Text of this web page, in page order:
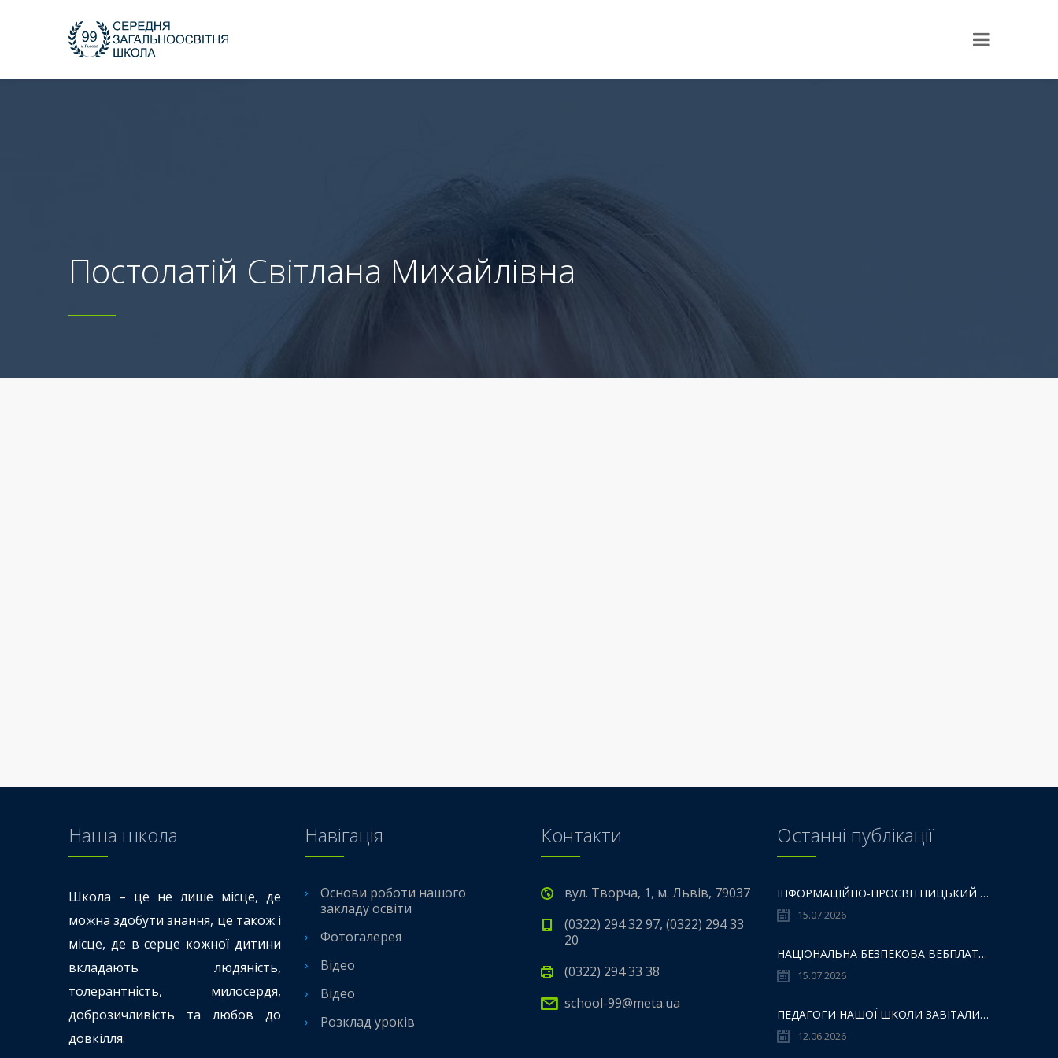
Постолатій Світлана Михайлівна
Наша школа
Школа – це не лише місце, де
можна здобути знання, це також і
місце, де в серце кожної дитини
вкладають людяність,
толерантність, милосердя,
доброзичливість та любов до
довкілля.
Навігація
Основи роботи нашого
закладу освіти
Фотогалерея
Відео
Відео
Розклад уроків
Контакти
вул. Творча, 1, м. Львів, 79037
(0322) 294 32 97, (0322) 294 33
20
(0322) 294 33 38
school-99@meta.ua
Останні публікації
ІНФОРМАЦІЙНО-ПРОСВІТНИЦЬКИЙ ГАЙД «НМТ – НЕ МЕЖА ТВОЇХ МОЖЛИВОСТЕЙ».
15.07.2026
НАЦІОНАЛЬНА БЕЗПЕКОВА ВЕБПЛАТФОРМИ «101: ПРОСТІР БЕЗПЕКИ ДЛЯ ДІТЕЙ,БАТЬКІВ ТА ОСВІТЯН»:
15.07.2026
ПЕДАГОГИ НАШОЇ ШКОЛИ ЗАВІТАЛИ ДО ZENYK ART GALLERY
12.06.2026